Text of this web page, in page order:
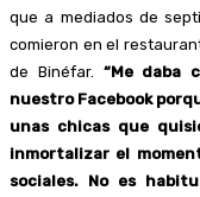
que a mediados de
comieron en el
de Binéfar. “Me daba
nuestro Facebook
unas chicas que
inmortalizar el
sociales. No es